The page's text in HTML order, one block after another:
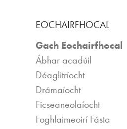
EOCHAIRFHOCAL
Gach Eochairfhocal
Ábhar acadúil
Déaglitríocht
Drámaíocht
Ficseaneolaíocht
Foghlaimeoirí Fásta